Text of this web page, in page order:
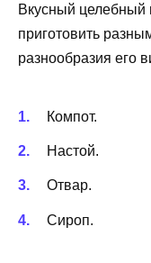
Вкусный целебный
приготовить
разнообразия его
Компот.
Настой.
Отвар.
Сироп.